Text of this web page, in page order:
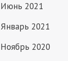
Июнь 2021
Январь 2021
Ноябрь 2020